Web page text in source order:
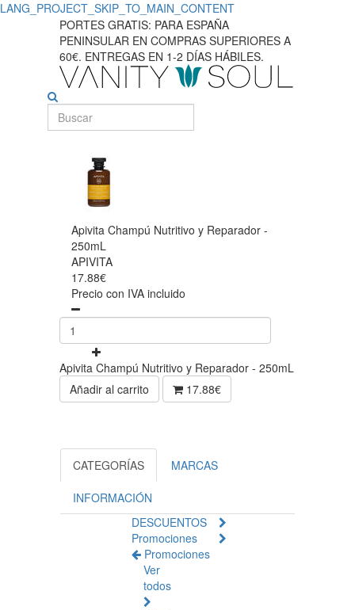
LANG_PROJECT_SKIP_TO_MAIN_CONTENT
PORTES GRATIS: PARA ESPAÑA
PENINSULAR EN COMPRAS SUPERIORES A
60€. ENTREGAS EN 1-2 DÍAS HÁBILES.
Apivita Champú Nutritivo y Reparador -
250mL
APIVITA
17.88€
Precio con IVA incluido
Apivita Champú Nutritivo y Reparador - 250mL
Añadir al carrito
17.88€
CATEGORÍAS MARCAS
INFORMACIÓN
DESCUENTOS
Promociones
Promociones
Ver
todos